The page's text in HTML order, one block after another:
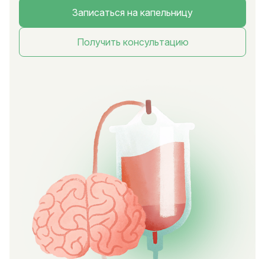
Записаться на капельницу
Получить консультацию